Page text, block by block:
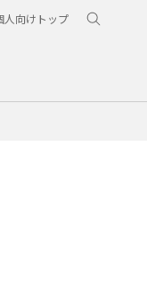
人向けトップ